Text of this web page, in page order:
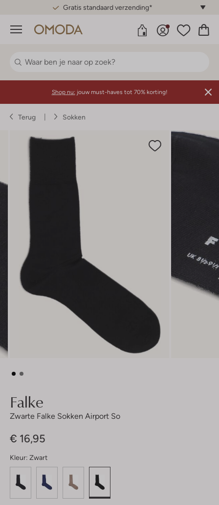
Gratis standaard verzending*
Menu
Shop nu: jouw must-haves tot 70% korting!
Terug Sokken
Falke
Zwarte Falke Sokken Airport So
€ 16,95
Kleur: Zwart